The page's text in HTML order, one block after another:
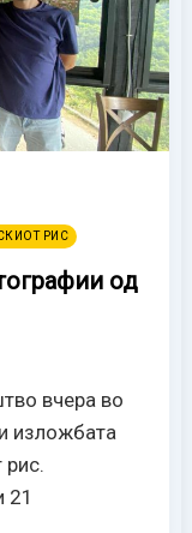
РИС
од
вчера во
изложбата
рис.
21